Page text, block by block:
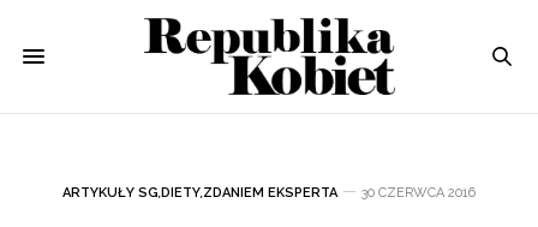
ARTYKUŁY SG,DIETY,ZDANIEM EKSPERTA 30 CZERWCA 2016